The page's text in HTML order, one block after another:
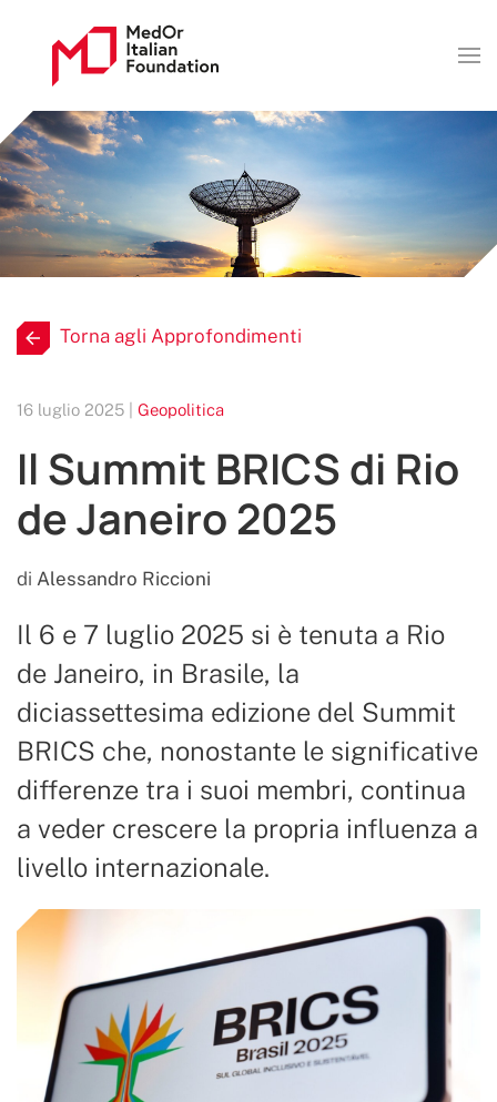
Torna agli Approfondimenti
16 luglio 2025 | Geopolitica
Il Summit BRICS di Rio
de Janeiro 2025
di Alessandro Riccioni
Il 6 e 7 luglio 2025 si è tenuta a Rio
de Janeiro, in Brasile, la
diciassettesima edizione del Summit
BRICS che, nonostante le significative
differenze tra i suoi membri, continua
a veder crescere la propria influenza a
livello internazionale.